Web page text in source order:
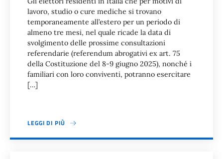
lavoro, studio o cure mediche si trovano
temporaneamente all’estero per un periodo di
almeno tre mesi, nel quale ricade la data di
svolgimento delle prossime consultazioni
referendarie (referendum abrogativi ex art. 75
della Costituzione del 8-9 giugno 2025), nonché i
familiari con loro conviventi, potranno esercitare
[…]
LEGGI DI PIÙ